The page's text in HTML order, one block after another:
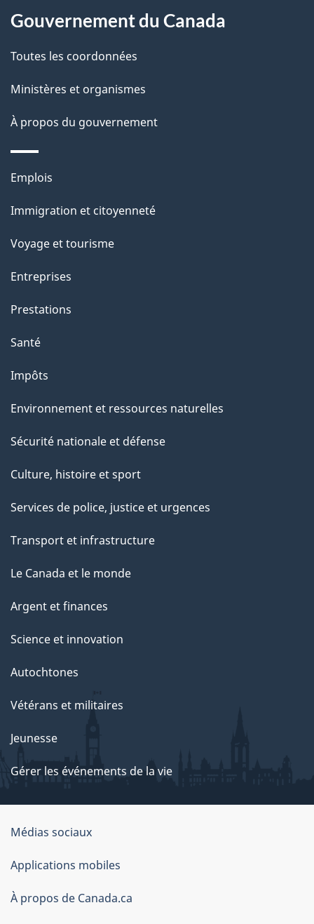
l
a
g
e
Gouvernement du Canada
Toutes les coordonnées
Ministères et organismes
À propos du gouvernement
Thèmes
sujets
Emplois
Immigration et citoyenneté
Voyage et tourisme
Entreprises
Prestations
Santé
Impôts
Environnement et ressources naturelles
Sécurité nationale et défense
Culture, histoire et sport
Services de police, justice et urgences
Transport et infrastructure
Le Canada et le monde
Argent et finances
Science et innovation
Autochtones
Vétérans et militaires
Jeunesse
Gérer les événements de la vie
Organisation
du
gouvernement
du
Médias sociaux
Applications mobiles
À propos de Canada.ca